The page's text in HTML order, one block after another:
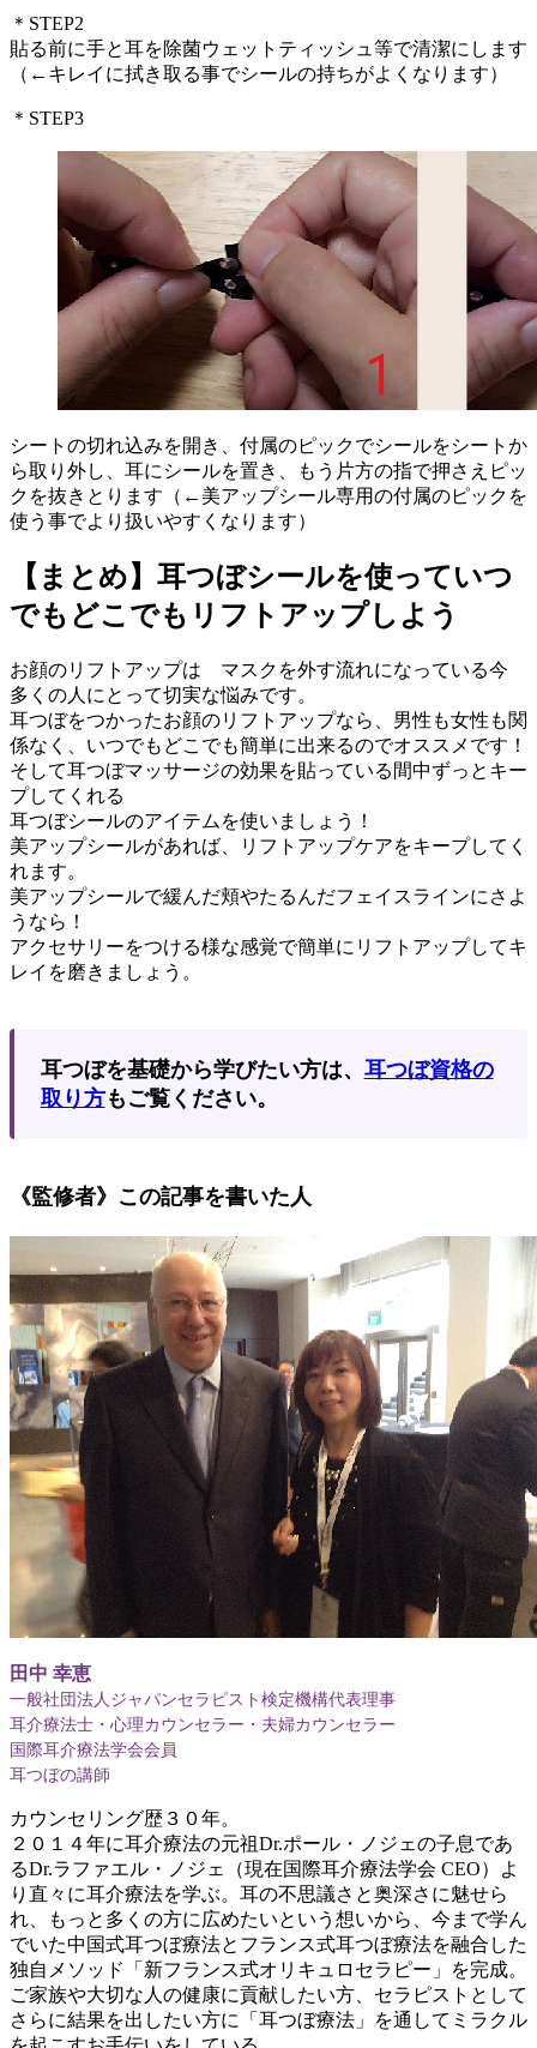
＊STEP2
貼る前に手と耳を除菌ウェットティッシュ等で清潔にします
（←キレイに拭き取る事でシールの持ちがよくなります）
＊STEP3
シートの切れ込みを開き、付属のピックでシールをシートか
ら取り外し、耳にシールを置き、もう片方の指で押さえピッ
クを抜きとります（←美アップシール専用の付属のピックを
使う事でより扱いやすくなります）
【まとめ】耳つぼシールを使っていつ
でもどこでもリフトアップしよう
お顔のリフトアップは マスクを外す流れになっている今
多くの人にとって切実な悩みです。
耳つぼをつかったお顔のリフトアップなら、男性も女性も関
係なく、いつでもどこでも簡単に出来るのでオススメです！
そして耳つぼマッサージの効果を貼っている間中ずっとキー
プしてくれる
耳つぼシールのアイテムを使いましょう！
美アップシールがあれば、リフトアップケアをキープしてく
れます。
美アップシールで緩んだ頬やたるんだフェイスラインにさよ
うなら！
アクセサリーをつける様な感覚で簡単にリフトアップしてキ
レイを磨きましょう。
耳つぼを基礎から学びたい方は、 耳つぼ資格の
取り方もご覧ください。
《監修者》この記事を書いた人
田中 幸恵
一般社団法人ジャパンセラピスト検定機構代表理事
耳介療法士・心理カウンセラー・夫婦カウンセラー
国際耳介療法学会会員
耳つぼの講師
カウンセリング歴３０年。
２０１４年に耳介療法の元祖Dr.ポール・ノジェの子息であ
るDr.ラファエル・ノジェ（現在国際耳介療法学会 CEO）よ
り直々に耳介療法を学ぶ。耳の不思議さと奥深さに魅せら
れ、もっと多くの方に広めたいという想いから、今まで学ん
でいた中国式耳つぼ療法とフランス式耳つぼ療法を融合した
独自メソッド「新フランス式オリキュロセラピー」を完成。
ご家族や大切な人の健康に貢献したい方、セラピストとして
さらに結果を出したい方に「耳つぼ療法」を通してミラクル